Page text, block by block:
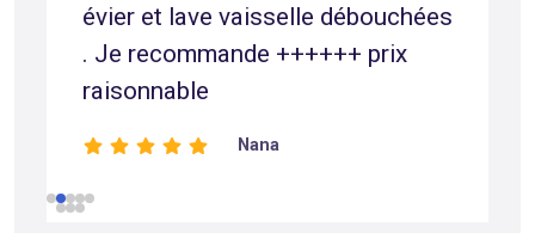
évier et lave vaisselle débouchées
. Je recommande ++++++ prix
raisonnable
Nana